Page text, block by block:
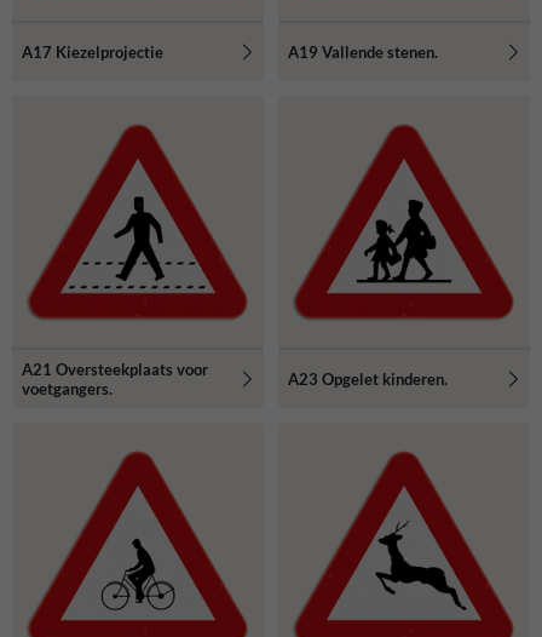
A17 Kiezelprojectie A19 Vallende stenen.
A21 Oversteekplaats voor
voetgangers.
A23 Opgelet kinderen.